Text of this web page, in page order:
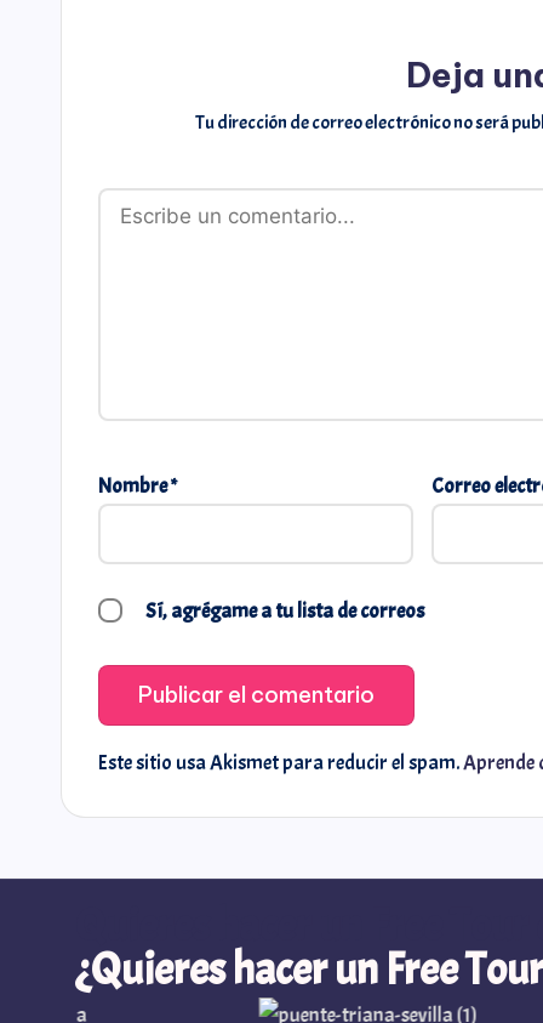
Deja
Tu dirección de correo electrónico no será
Nombre* Correo
Sí, agrégame a tu lista de correos
Este sitio usa Akismet para reducir el spam.Aprende
¿Quieres hacer un Free